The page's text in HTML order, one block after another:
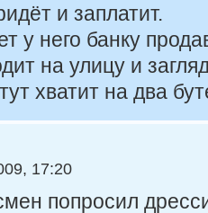
и заплатит.
у него банку
на улицу и
хватит на два
17:20
попросил